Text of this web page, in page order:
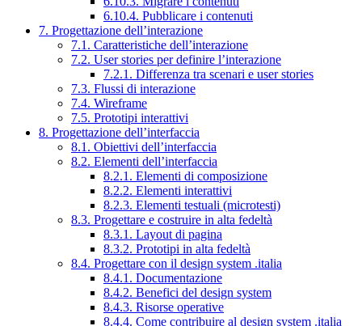
6.10.4. Pubblicare i contenuti
7. Progettazione dell’interazione
7.1. Caratteristiche dell’interazione
7.2. User stories per definire l’interazione
7.2.1. Differenza tra scenari e user stories
7.3. Flussi di interazione
7.4. Wireframe
7.5. Prototipi interattivi
8. Progettazione dell’interfaccia
8.1. Obiettivi dell’interfaccia
8.2. Elementi dell’interfaccia
8.2.1. Elementi di composizione
8.2.2. Elementi interattivi
8.2.3. Elementi testuali (microtesti)
8.3. Progettare e costruire in alta fedeltà
8.3.1. Layout di pagina
8.3.2. Prototipi in alta fedeltà
8.4. Progettare con il design system .italia
8.4.1. Documentazione
8.4.2. Benefici del design system
8.4.3. Risorse operative
8.4.4. Come contribuire al design system .italia